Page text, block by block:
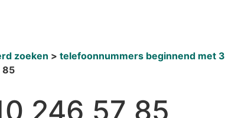
zoeken
telefoonnummers beginnend met 3
85
246 57 85